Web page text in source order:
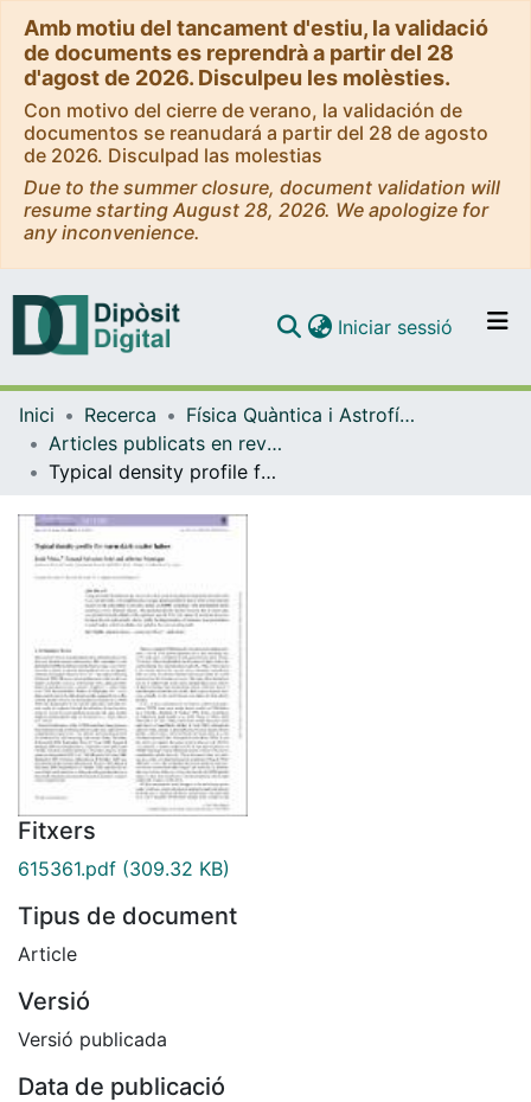
Amb motiu del tancament d'estiu, la validació
de documents es reprendrà a partir del 28
d'agost de 2026. Disculpeu les molèsties.
Con motivo del cierre de verano, la validación de
documentos se reanudará a partir del 28 de agosto
de 2026. Disculpad las molestias
Due to the summer closure, document validation will
resume starting August 28, 2026. We apologize for
any inconvenience.
Navega per tot el DD
Com publicar
Iniciar sessió (current)
Inici Recerca
Física Quàntica i Astrofísica
Articles publicats en revistes (Física Quàntica i Astrofísica)
Typical density profile for warm dark matter haloes
Fitxers
615361.pdf (309.32 KB)
Tipus de document
Article
Versió
Versió publicada
Data de publicació